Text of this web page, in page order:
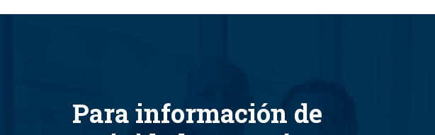
Para información de